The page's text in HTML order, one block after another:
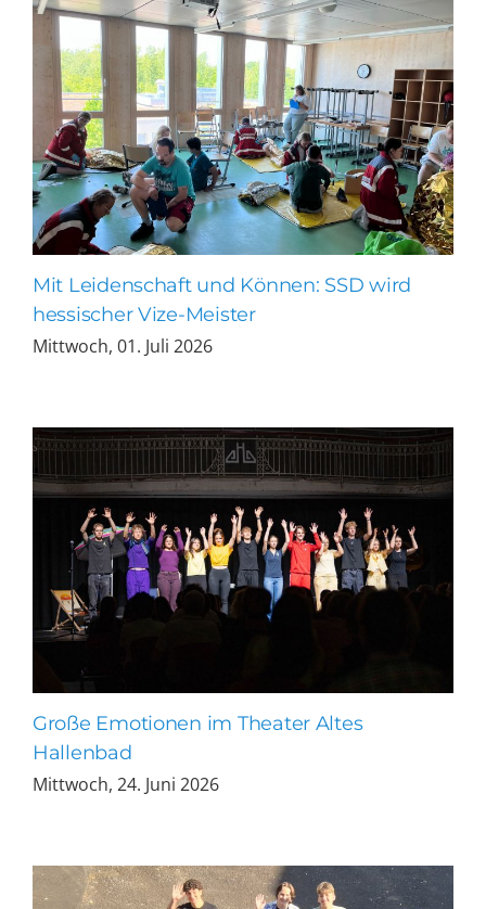
Mit Leidenschaft und Können: SSD wird
hessischer Vize-Meister
Mittwoch, 01. Juli 2026
Große Emotionen im Theater Altes
Hallenbad
Mittwoch, 24. Juni 2026